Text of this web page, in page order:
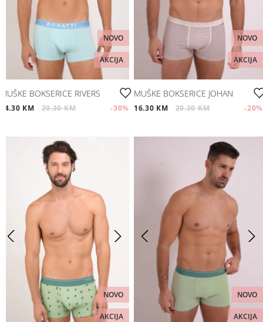
NOVO
AKCIJA
MUŠKE BOKSERICE RIVERS
14.30 KM 20.30 KM -30%
NOVO
AKCIJA
MUŠKE BOKSERICE JOHAN
16.30 KM 20.30 KM -20%
NOVO
AKCIJA
NOVO
AKCIJA